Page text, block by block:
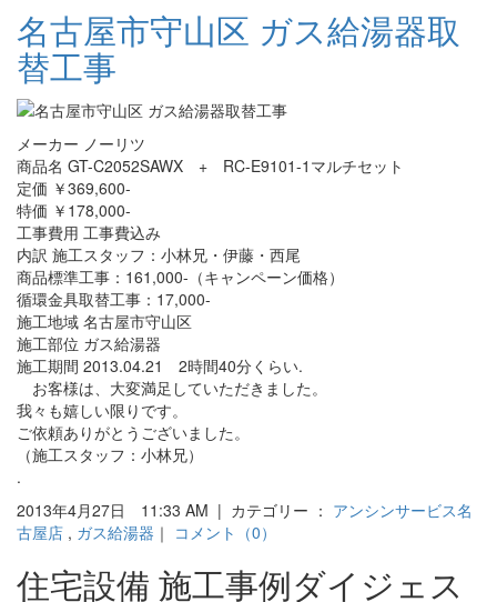
名古屋市守山区 ガス給湯器取
替工事
メーカー ノーリツ
商品名 GT-C2052SAWX + RC-E9101-1マルチセット
定価 ￥369,600-
特価 ￥178,000-
工事費用 工事費込み
内訳 施工スタッフ：小林兄・伊藤・西尾
商品標準工事：161,000-（キャンペーン価格）
循環金具取替工事：17,000-
施工地域 名古屋市守山区
施工部位 ガス給湯器
施工期間 2013.04.21 2時間40分くらい.
お客様は、大変満足していただきました。
我々も嬉しい限りです。
ご依頼ありがとうございました。
（施工スタッフ：小林兄）
.
2013年4月27日 11:33 AM | カテゴリー ： アンシンサービス名
古屋店 , ガス給湯器 ｜ コメント（0）
住宅設備 施工事例ダイジェス